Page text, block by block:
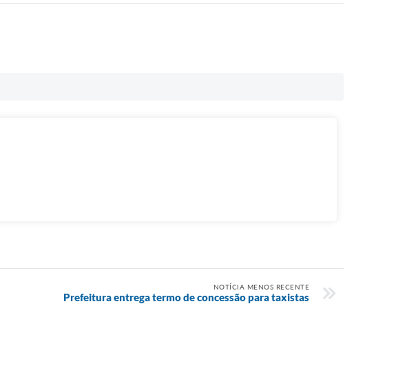
NOTÍCIA MENOS RECENTE
Prefeitura entrega termo de concessão para taxistas